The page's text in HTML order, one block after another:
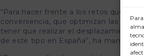
“Para hacer frente a los retos que
conveniencia, que optimizan las
tener que realizar el desplazamiento
de este tipo en España”, ha